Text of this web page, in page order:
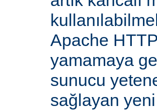
Apache
yamamaya
sunucu
sağlayan